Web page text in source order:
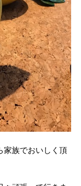
家族でおいしく頂